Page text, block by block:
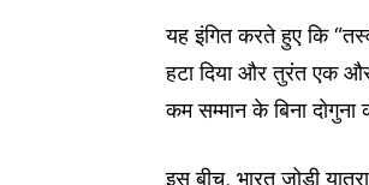
यह इंगित करते हुए कि
हटा दिया और तुरंत एक
कम सम्मान के बिना
इस बीच, भारत जोड़ी